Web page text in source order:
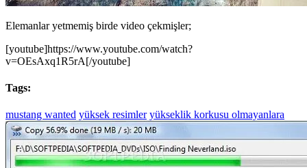
Elemanlar yetmemiş birde video çekmişler;
[youtube]https://www.youtube.com/watch?
v=OEsAxq1R5rA[/youtube]
Tags:
mustang wanted yüksek resimler yükseklik korkusu olmayanlara